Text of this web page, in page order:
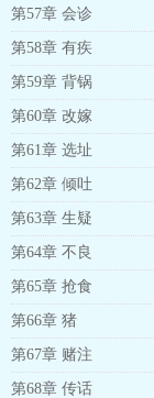
第57章 会诊
第58章 有疾
第59章 背锅
第60章 改嫁
第61章 选址
第62章 倾吐
第63章 生疑
第64章 不良
第65章 抢食
第66章 猪
第67章 赌注
第68章 传话